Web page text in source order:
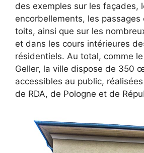
des exemples sur les façades,
encorbellements, les
toits, ainsi que sur les
et dans les cours intérieures
résidentiels. Au total, comme
Geller, la ville dispose de 350
accessibles au public,
de RDA, de Pologne et de